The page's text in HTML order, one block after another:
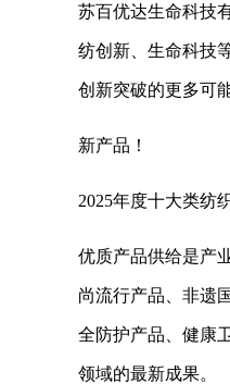
苏百优达生命科技
纺创新、生命科技
创新突破的更多可能
新产品！
2025年度十大类纺
优质产品供给是产
尚流行产品、非遗
全防护产品、健康
领域的最新成果。